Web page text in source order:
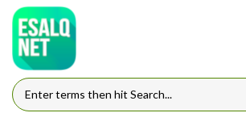
Pular para o conteúdo principal
FORMULÁRIO DE